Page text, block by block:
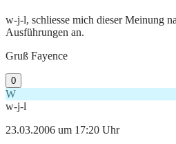
w-j-l, schliesse mich dieser Meinung
Ausführungen an.
Gruß Fayence
0
W
w-j-l
23.03.2006 um 17:20 Uhr